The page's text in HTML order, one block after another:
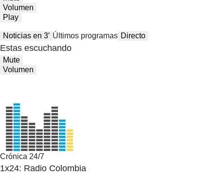
Volumen
Play
Noticias en 3′ Últimos programas Directo
Estas escuchando
Mute
Volumen
Crónica 24/7
1x24: Radio Colombia